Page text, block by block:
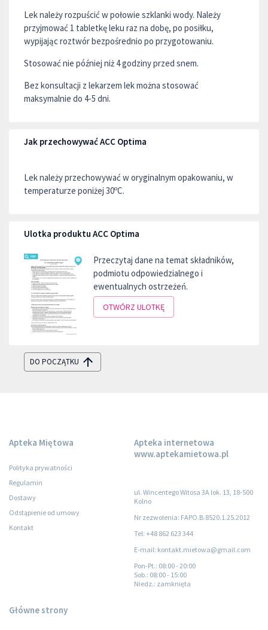
Lek należy rozpuścić w połowie szklanki wody. Należy
przyjmować 1 tabletkę leku raz na dobę, po posiłku,
wypijając roztwór bezpośrednio po przygotowaniu.
Stosować nie później niż 4 godziny przed snem.
Bez konsultacji z lekarzem lek można stosować
maksymalnie do 4-5 dni.
Jak przechowywać ACC Optima
Lek należy przechowywać w oryginalnym opakowaniu, w
temperaturze poniżej 30ºC.
Ulotka produktu ACC Optima
Przeczytaj dane na temat składników,
podmiotu odpowiedzialnego i
ewentualnych ostrzeżeń.
OTWÓRZ ULOTKĘ
DO POCZĄTKU
Apteka Miętowa
Polityka prywatności
Regulamin
Dostawy
Odstąpienie od umowy
Kontakt
Apteka internetowa
www.aptekamietowa.pl
ul. Wincentego Witosa 3A lok. 13, 18-500
Kolno
Nr zezwolenia: FAPO.B.8520.1.25.2012
Tel: +48 862 623 344
E-mail: kontakt.mietowa@gmail.com
Pon-Pt.: 08:00 - 20:00
Sob.: 08:00 - 15:00
Niedz.: zamknięta
Główne strony